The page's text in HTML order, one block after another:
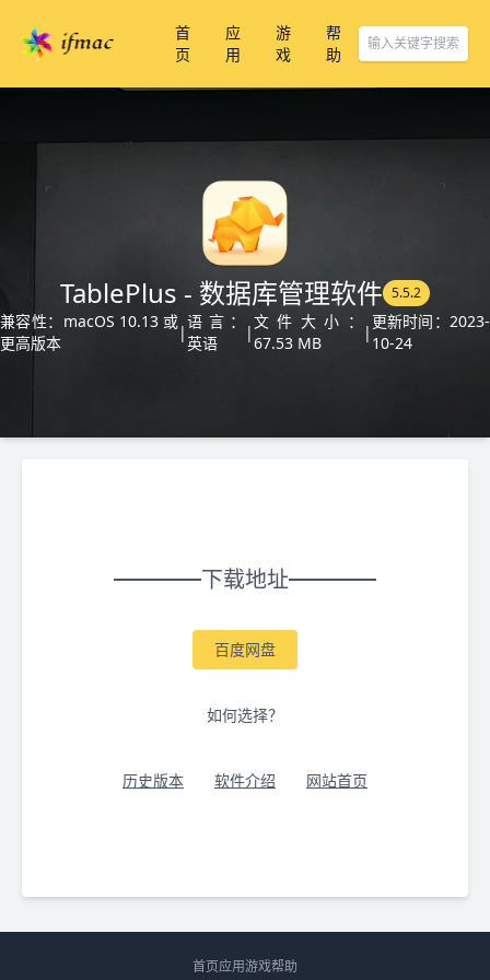
首
页
应
用
游
戏
帮
助
TablePlus - 数据库管理软件 5.5.2
兼容性：macOS 10.13 或
更高版本
|
语言：
英语
|
文件大小：
67.53 MB
|
更新时间：2023-
10-24
下载地址
百度网盘
如何选择？
历史版本 软件介绍 网站首页
首页应用游戏帮助